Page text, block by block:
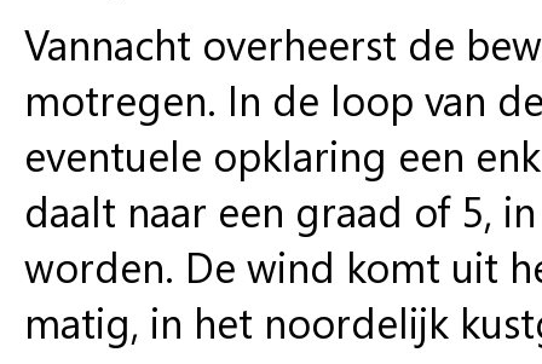
Vannacht overheerst de
motregen. In de loop van
eventuele opklaring een
daalt naar een graad of 5,
worden. De wind komt uit
matig, in het noordelijk